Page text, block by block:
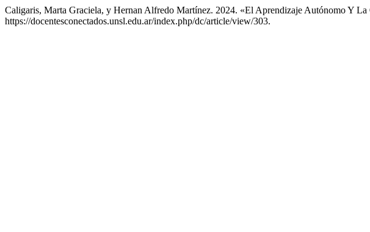
Caligaris, Marta Graciela, y Hernan Alfredo Martínez. 2024. «El Aprendizaje Autónomo Y
https://docentesconectados.unsl.edu.ar/index.php/dc/article/view/303.